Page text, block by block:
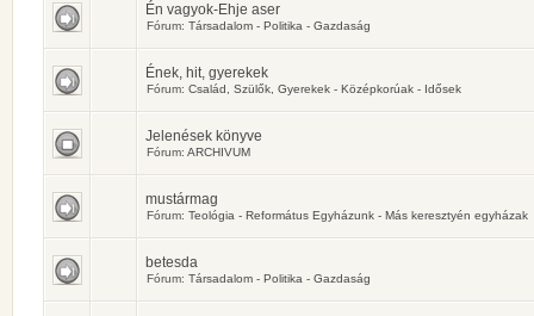
Én vagyok-Ehje aser
Fórum: Társadalom - Politika - Gazdaság
Ének, hit, gyerekek
Fórum: Család, Szülők, Gyerekek - Középkorúak - Idősek
Jelenések könyve
Fórum: ARCHIVUM
mustármag
Fórum: Teológia - Református Egyházunk - Más keresztyén egyházak
betesda
Fórum: Társadalom - Politika - Gazdaság